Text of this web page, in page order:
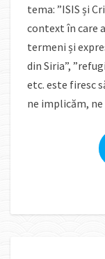
tema: ”ISIS și
context în care
termeni și
din Siria”,
etc. este firesc
ne implicăm,